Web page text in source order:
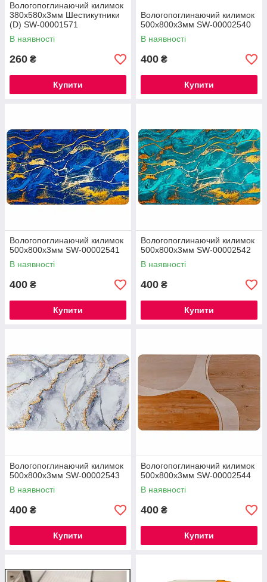
Вологопоглинаючий килимок
380х580х3мм Шестикутники
(D) SW-00001571
В наявності
260 ₴
Купити
Вологопоглинаючий килимок
500х800х3мм SW-00002540
В наявності
400 ₴
Купити
Вологопоглинаючий килимок
500х800х3мм SW-00002541
В наявності
400 ₴
Купити
Вологопоглинаючий килимок
500х800х3мм SW-00002542
В наявності
400 ₴
Купити
Вологопоглинаючий килимок
500х800х3мм SW-00002543
В наявності
400 ₴
Купити
Вологопоглинаючий килимок
500х800х3мм SW-00002544
В наявності
400 ₴
Купити